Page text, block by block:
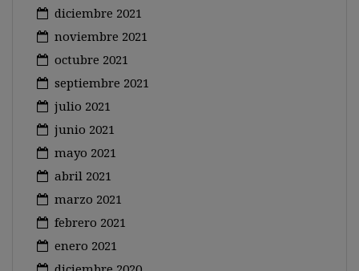
diciembre 2021
noviembre 2021
octubre 2021
septiembre 2021
julio 2021
junio 2021
mayo 2021
abril 2021
marzo 2021
febrero 2021
enero 2021